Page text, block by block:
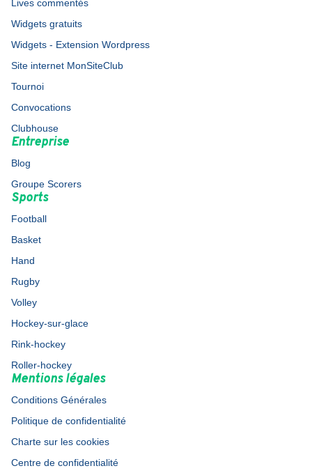
Lives commentés
Widgets gratuits
Widgets - Extension Wordpress
Site internet MonSiteClub
Tournoi
Convocations
Clubhouse
Entreprise
Blog
Groupe Scorers
Sports
Football
Basket
Hand
Rugby
Volley
Hockey-sur-glace
Rink-hockey
Roller-hockey
Mentions légales
Conditions Générales
Politique de confidentialité
Charte sur les cookies
Centre de confidentialité